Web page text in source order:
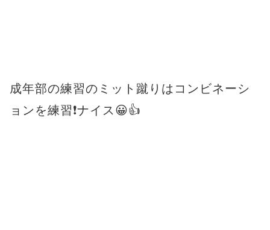
成年部の練習のミット蹴りはコンビネーシ
ョンを練習❗ナイス😀👍